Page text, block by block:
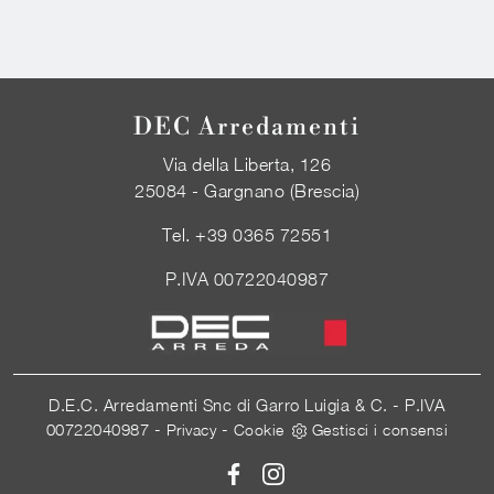
DEC Arredamenti
Via della Liberta, 126
25084 - Gargnano (Brescia)
Tel.+39 0365 72551
P.IVA 00722040987
D.E.C. Arredamenti Snc di Garro Luigia & C. - P.IVA
00722040987 - Privacy- Cookie Gestisci i consensi